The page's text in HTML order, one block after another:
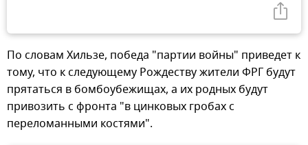
По словам Хильзе, победа "партии войны" приведет к
тому, что к следующему Рождеству жители ФРГ будут
прятаться в бомбоубежищах, а их родных будут
привозить с фронта "в цинковых гробах с
переломанными костями".